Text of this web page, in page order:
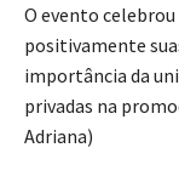
O evento
positivamente
importância da
privadas na
Adriana)